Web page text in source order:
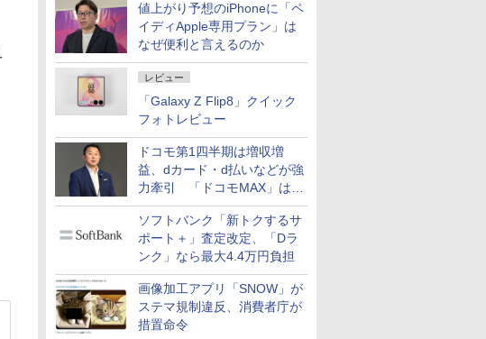
値上がり予想のiPhoneに「ペ
イディApple専用プラン」は
なぜ便利と言えるのか
レビュー
「Galaxy Z Flip8」クイック
フォトレビュー
ドコモ第1四半期は増収増
益、dカード・d払いなどが強
力牽引 「ドコモMAX」は
400万契約突破
ソフトバンク「新トクするサ
ポート＋」査定改定、「Dラ
ンク」なら最大4.4万円負担
画像加工アプリ「SNOW」が
ステマ規制違反、消費者庁が
措置命令